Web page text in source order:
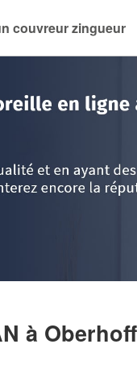
couvreur zingueur
à